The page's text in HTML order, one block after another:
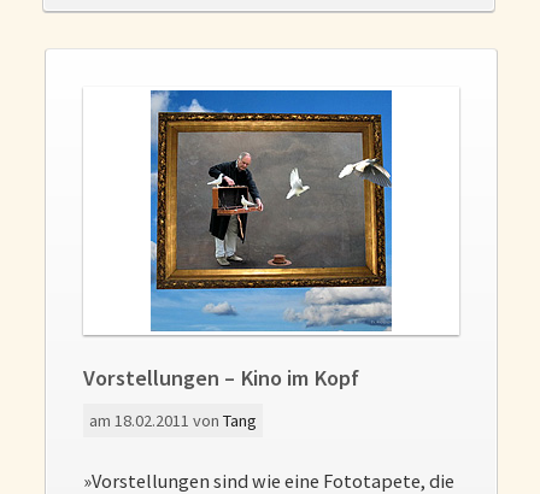
Vorstellungen – Kino im Kopf
am 18.02.2011 von Tang
»Vorstellungen sind wie eine Fototapete, die